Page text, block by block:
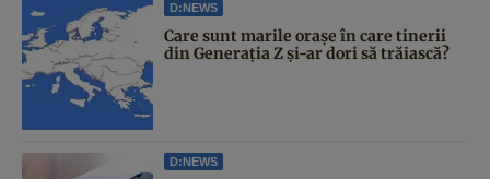
D:NEWS
Care sunt marile orașe în care tinerii
din Generația Z și-ar dori să trăiască?
D:NEWS